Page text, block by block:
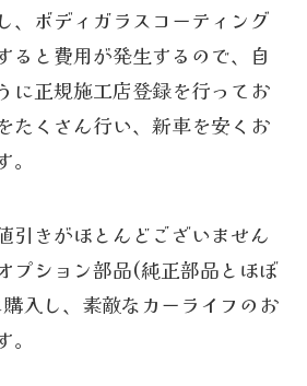
、ボディガラスコーティング
ると費用が発生するので、自
に正規施工店登録を行ってお
たくさん行い、新車を安くお
引きがほとんどございません
プション部品(純正部品とほぼ
入し、素敵なカーライフのお